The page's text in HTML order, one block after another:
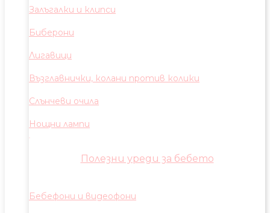
Залъгалки и клипси
Биберони
Лигавици
Възглавнички, колани против колики
Слънчеви очила
Нощни лампи
Полезни уреди за бебето
Бебефони и видеофони